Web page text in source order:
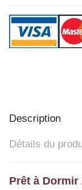
Description
Détails du
Prêt à